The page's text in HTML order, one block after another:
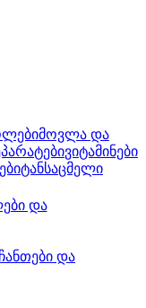
მოვლა და
ვიტამინები
ტანსაცმელი
და
ჩანთები და